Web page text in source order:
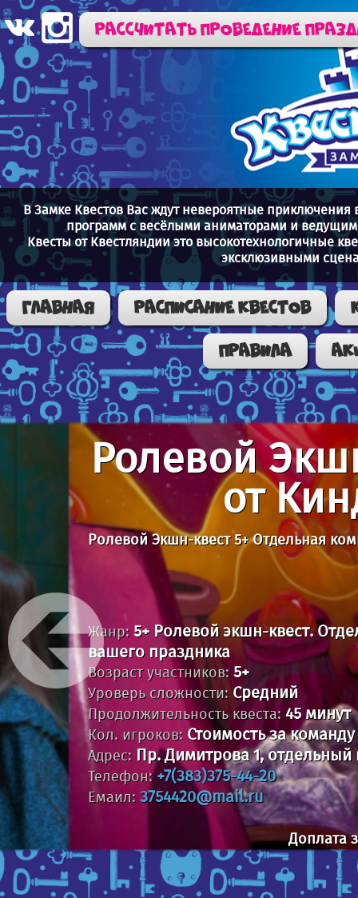
Рассчитать проведение
В Замке Квестов Вас ждут невероятные
программ с весёлыми аниматорами и
Квесты от Квестляндии это высокотехнологичные
эксклюзивными
Главная Расписание квестов
Правила
Ролевой
от
Ролевой Экшн-квест 5+ Отдельная
Жанр: 5+ Ролевой экшн-квест.
вашего праздника
Возраст участников: 5+
Уроверь сложности: Средний
Продолжительность квеста: 45 минут
Кол. игроков: Стоимость за
Адрес: Пр. Димитрова 1,
Телефон: +7(383)375-44-20
Емаил: 3754420@mail.ru
Доплата